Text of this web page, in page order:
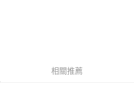
確認交易或遇審核未通過，訂單將自動取
大哥付你分期」於每月結算日後寄送繳費提
之後才付款」的支付方式。 讓您購物簡單
】
先享後付」後，將跳轉至「AFTEE先享後付」
含以上)免運費 相關推薦